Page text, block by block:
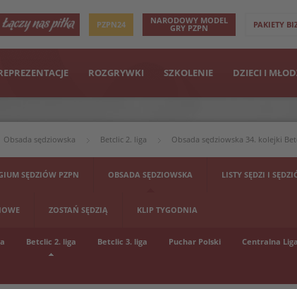
PZPN24 NARODOWY MODEL
GRY PZPN PAKIETY
ROZGRYWKI SZKOLENIE DZIECI I
Obsada sędziowska Betclic 2. liga Obsada sędziowska 34. kolejki
SĘDZIÓW PZPN OBSADA SĘDZIOWSKA LISTY SĘDZI I
ZOSTAŃ SĘDZIĄ KLIP TYGODNIA
Betclic 2. liga Betclic 3. liga Puchar Polski Centralna